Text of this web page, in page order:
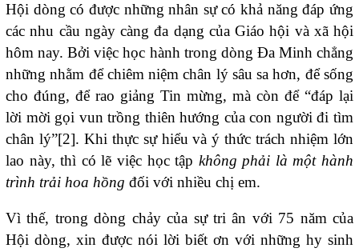
Hội dòng có được những nhân sự có khả năng đáp ứng
các nhu cầu ngày càng đa dạng của Giáo hội và xã hội
hôm nay. Bởi việc học hành trong dòng Đa Minh chẳng
những nhằm để chiêm niệm chân lý sâu sa hơn, để sống
cho đúng, để rao giảng Tin mừng, mà còn để “đáp lại
lời mời gọi vun trồng thiên hướng của con người đi tìm
chân lý”[2]. Khi thực sự hiểu và ý thức trách nhiệm lớn
lao này, thì có lẽ việc học tập không phải là một hành
trình trải hoa hồng đối với nhiều chị em.
Vì thế, trong dòng chảy của sự tri ân với 75 năm của
Hội dòng, xin được nói lời biết ơn với những hy sinh